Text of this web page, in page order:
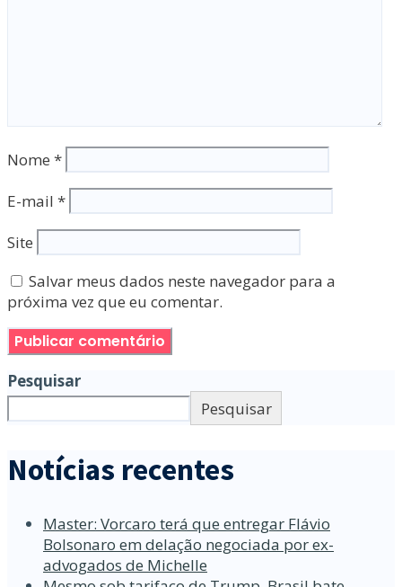
Nome *
E-mail *
Site
Salvar meus dados neste navegador para a
próxima vez que eu comentar.
Pesquisar
Pesquisar
Notícias recentes
Master: Vorcaro terá que entregar Flávio
Bolsonaro em delação negociada por ex-
advogados de Michelle